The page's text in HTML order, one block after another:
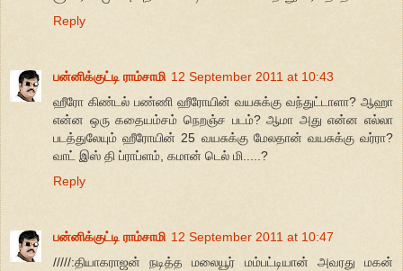
Reply
பன்னிக்குட்டி ராம்சாமி 12 September 2011 at 10:43
ஹீரோ கிண்டல் பண்ணி ஹீரோயின் வயசுக்கு வந்துட்டாளா? ஆஹா
என்ன ஒரு கதையம்சம் நெறஞ்ச படம்? ஆமா அது என்ன எல்லா
படத்துலேயும் ஹீரோயின் 25 வயசுக்கு மேலதான் வயசுக்கு வர்ரா?
வாட் இஸ் தி ப்ராப்ளம், கமான் டெல் மி.....?
Reply
பன்னிக்குட்டி ராம்சாமி 12 September 2011 at 10:47
/////:தியாகராஜன் நடித்த மலையூர் மம்பட்டியான் அவரது மகன்